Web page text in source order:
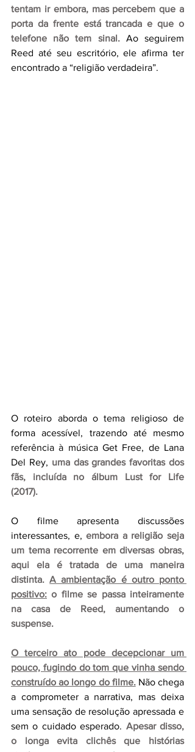
tentam ir embora, mas percebem que a
porta da frente está trancada e que o
telefone não tem sinal. Ao seguirem
Reed até seu escritório, ele afirma ter
encontrado a “religião verdadeira”.
O roteiro aborda o tema religioso de
forma acessível, trazendo até mesmo
referência à música Get Free, de Lana
Del Rey, uma das grandes favoritas dos
fãs, incluída no álbum Lust for Life
(2017).
O filme apresenta discussões
interessantes, e, embora a religião seja
um tema recorrente em diversas obras,
aqui ela é tratada de uma maneira
distinta. A ambientação é outro ponto
positivo: o filme se passa inteiramente
na casa de Reed, aumentando o
suspense.
O terceiro ato pode decepcionar um
pouco, fugindo do tom que vinha sendo
construído ao longo do filme. Não chega
a comprometer a narrativa, mas deixa
uma sensação de resolução apressada e
sem o cuidado esperado. Apesar disso,
o longa evita clichês que histórias